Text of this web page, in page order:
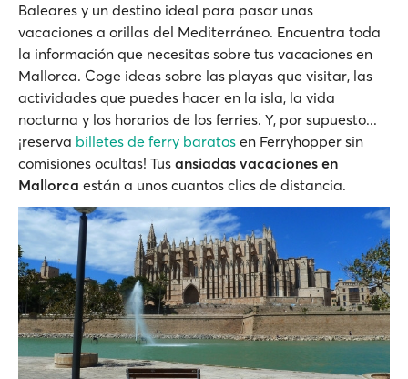
Baleares y un destino ideal para pasar unas
vacaciones a orillas del Mediterráneo. Encuentra toda
la información que necesitas sobre tus vacaciones en
Mallorca. Coge ideas sobre las playas que visitar, las
actividades que puedes hacer en la isla, la vida
nocturna y los horarios de los ferries. Y, por supuesto...
¡reserva billetes de ferry baratos en Ferryhopper sin
comisiones ocultas! Tus ansiadas vacaciones en
Mallorca están a unos cuantos clics de distancia.